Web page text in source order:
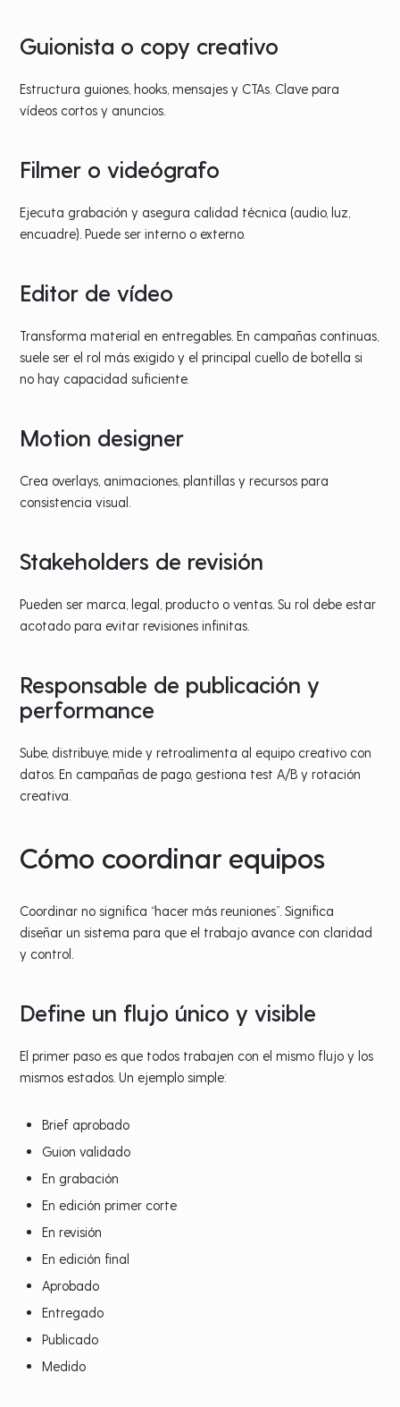
Guionista o copy creativo
Estructura guiones, hooks, mensajes y CTAs. Clave para
vídeos cortos y anuncios.
Filmer o videógrafo
Ejecuta grabación y asegura calidad técnica (audio, luz,
encuadre). Puede ser interno o externo.
Editor de vídeo
Transforma material en entregables. En campañas continuas,
suele ser el rol más exigido y el principal cuello de botella si
no hay capacidad suficiente.
Motion designer
Crea overlays, animaciones, plantillas y recursos para
consistencia visual.
Stakeholders de revisión
Pueden ser marca, legal, producto o ventas. Su rol debe estar
acotado para evitar revisiones infinitas.
Responsable de publicación y
performance
Sube, distribuye, mide y retroalimenta al equipo creativo con
datos. En campañas de pago, gestiona test A/B y rotación
creativa.
Cómo coordinar equipos
Coordinar no significa “hacer más reuniones”. Significa
diseñar un sistema para que el trabajo avance con claridad
y control.
Define un flujo único y visible
El primer paso es que todos trabajen con el mismo flujo y los
mismos estados. Un ejemplo simple:
Brief aprobado
Guion validado
En grabación
En edición primer corte
En revisión
En edición final
Aprobado
Entregado
Publicado
Medido